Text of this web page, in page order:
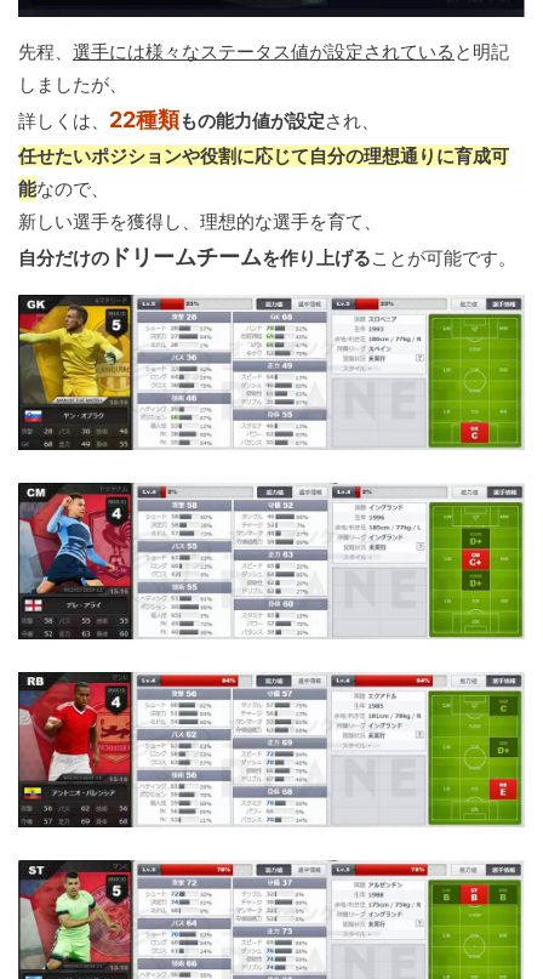
先程、 選手には様々なステータス値が設定されている と明記
しましたが、
詳しくは、 22種類もの能力値が設定され、
任せたいポジションや役割に応じて自分の理想通りに育成可
能なので、
新しい選手を獲得し、理想的な選手を育て、
自分だけの ドリームチームを作り上げることが可能です。